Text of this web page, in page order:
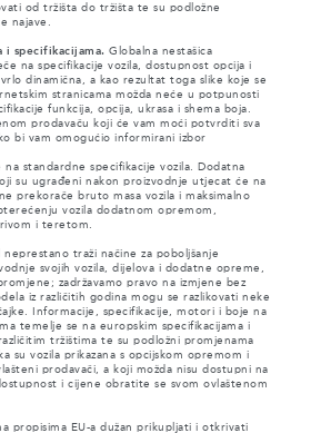
od tržišta do tržišta te su podložne
najave.
i specifikacijama. Globalna nestašica
na specifikacije vozila, dostupnost opcija i
dinamična, a kao rezultat toga slike koje se
stranicama možda neće u potpunosti
funkcija, opcija, ukrasa i shema boja.
prodavaču koji će vam moći potvrditi sva
bi vam omogućio informirani izbor
na standardne specifikacije vozila. Dodatna
su ugrađeni nakon proizvodnje utjecat će na
prekorače bruto masa vozila i maksimalno
vozila dodatnom opremom,
i teretom.
traži načine za poboljšanje
svojih vozila, dijelova i dodatne opreme,
zadržavamo pravo na izmjene bez
iz različitih godina mogu se razlikovati neke
Informacije, specifikacije, motori i boje na
temelje se na europskim specifikacijama i
tržištima te su podložni promjenama
su vozila prikazana s opcijskom opremom i
prodavači, a koji možda nisu dostupni na
i cijene obratite se svom ovlaštenom
propisima EU-a dužan prikupljati i otkrivati